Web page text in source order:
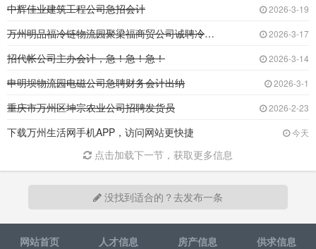
中辉佳业建筑工程公司急招会计 2026-3-19
万州明品福冷链物流园聚梁福商贸公司诚聘冷库库 2026-3-17
招代帐公司主办会计，急！急！急！ 2026-3-14
申明坝物流园电磁公司急聘财务会计出纳 2026-3-1
重庆市万州区坤宗农业公司招聘发货员 2026-2-23
下载万州生活网手机APP，访问网站更快捷 今天
点击加载下一节，获取更多信息
没找到适合的？去发布一条
网站首页 人才信息 房产信息
供求信息